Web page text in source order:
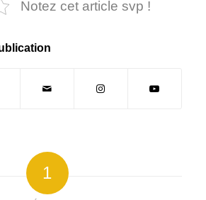
Notez cet article svp !
1